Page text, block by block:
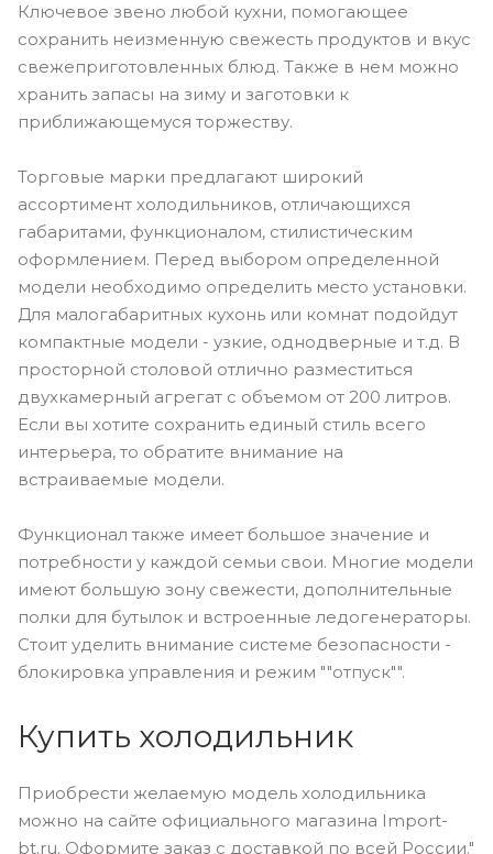
Ключевое звено любой кухни, помогающее
сохранить неизменную свежесть продуктов и вкус
свежеприготовленных блюд. Также в нем можно
хранить запасы на зиму и заготовки к
приближающемуся торжеству.
Торговые марки предлагают широкий
ассортимент холодильников, отличающихся
габаритами, функционалом, стилистическим
оформлением. Перед выбором определенной
модели необходимо определить место установки.
Для малогабаритных кухонь или комнат подойдут
компактные модели - узкие, однодверные и т.д. В
просторной столовой отлично разместиться
двухкамерный агрегат с объемом от 200 литров.
Если вы хотите сохранить единый стиль всего
интерьера, то обратите внимание на
встраиваемые модели.
Функционал также имеет большое значение и
потребности у каждой семьи свои. Многие модели
имеют большую зону свежести, дополнительные
полки для бутылок и встроенные ледогенераторы.
Стоит уделить внимание системе безопасности -
блокировка управления и режим ""отпуск"".
Купить холодильник
Приобрести желаемую модель холодильника
можно на сайте официального магазина Import-
bt.ru. Оформите заказ с доставкой по всей России."